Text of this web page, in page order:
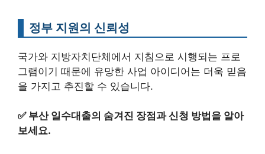
정부 지원의 신뢰성
국가와 지방자치단체에서 지침으로 시행되는 프로
그램이기 때문에 유망한 사업 아이디어는 더욱 믿음
을 가지고 추진할 수 있습니다.
✅ 부산 일수대출의 숨겨진 장점과 신청 방법을 알아
보세요.